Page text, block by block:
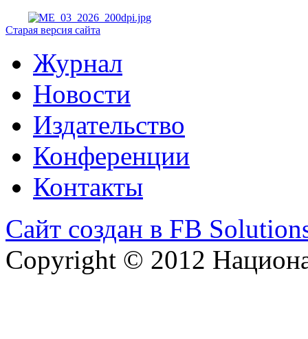
Старая версия сайта
Журнал
Новости
Издательство
Конференции
Контакты
Сайт создан в FB
Copyright © 2012